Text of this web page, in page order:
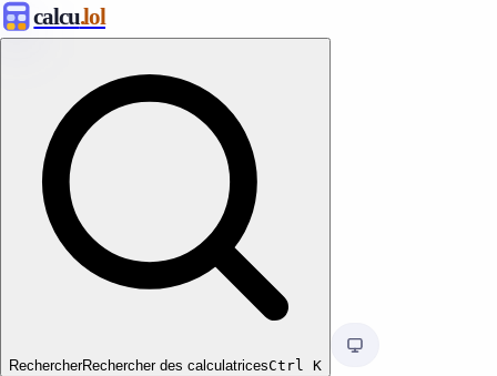
calcu.lol
RechercherRechercher des calculatricesCtrl K